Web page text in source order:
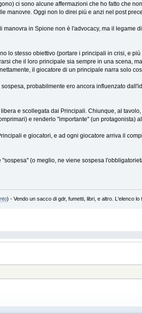
ci sono alcune affermazioni che ho fatto che
manovre. Oggi non lo direi più e anzi nel post
in Spione non è l'advocacy, ma il legame
lo stesso obiettivo (portare i principali in crisi, e
che il loro principale sia sempre in una scena,
il giocatore di un principale narra solo
probabilmente ero ancora influenzato
e scollegata dai Principali. Chiunque, al
e renderlo "importante" (un protagonista)
e giocatori, e ad ogni giocatore arriva il
"sospesa" (o meglio, ne viene sospesa
) - Vendo un sacco di gdr, fumetti, libri, e altro. L'elenco lo